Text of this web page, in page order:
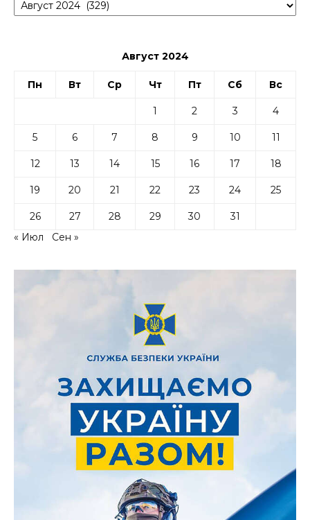
Август 2024
Пн Вт Ср Чт Пт Сб Вс
1 2 3 4
5 6 7 8 9 10 11
12 13 14 15 16 17 18
19 20 21 22 23 24 25
26 27 28 29 30
31
« Июл
Сен »